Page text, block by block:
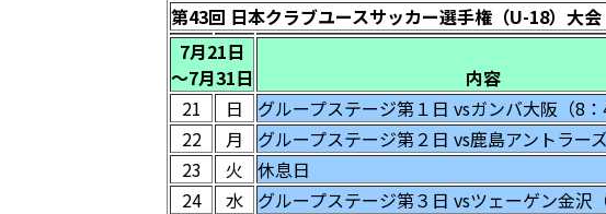
第43回 日本クラブユースサッカー選手権（U-18）大会
7月21日
～7月31日
内容
21
日
グループステージ第１日 vsガンバ大阪（8：
22
月
グループステージ第２日 vs鹿島アントラー
23
火
休息日
24
水 グループステージ第３日 vsツェーゲン金沢